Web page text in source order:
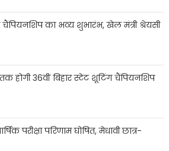
चैंपियनशिप का भव्य शुभारंभ, खेल मंत्री श्रेयसी
होगी 36वीं बिहार स्टेट शूटिंग चैंपियनशिप
परीक्षा परिणाम घोषित, मेधावी छात्र-